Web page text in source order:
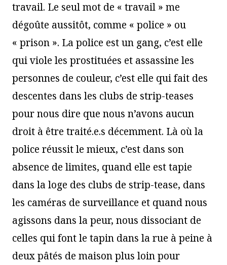
travail. Le seul mot de « travail » me
dégoûte aussitôt, comme « police » ou
« prison ». La police est un gang, c’est elle
qui viole les prostituées et assassine les
personnes de couleur, c’est elle qui fait des
descentes dans les clubs de strip-teases
pour nous dire que nous n’avons aucun
droit à être traité.e.s décemment. Là où la
police réussit le mieux, c’est dans son
absence de limites, quand elle est tapie
dans la loge des clubs de strip-tease, dans
les caméras de surveillance et quand nous
agissons dans la peur, nous dissociant de
celles qui font le tapin dans la rue à peine à
deux pâtés de maison plus loin pour